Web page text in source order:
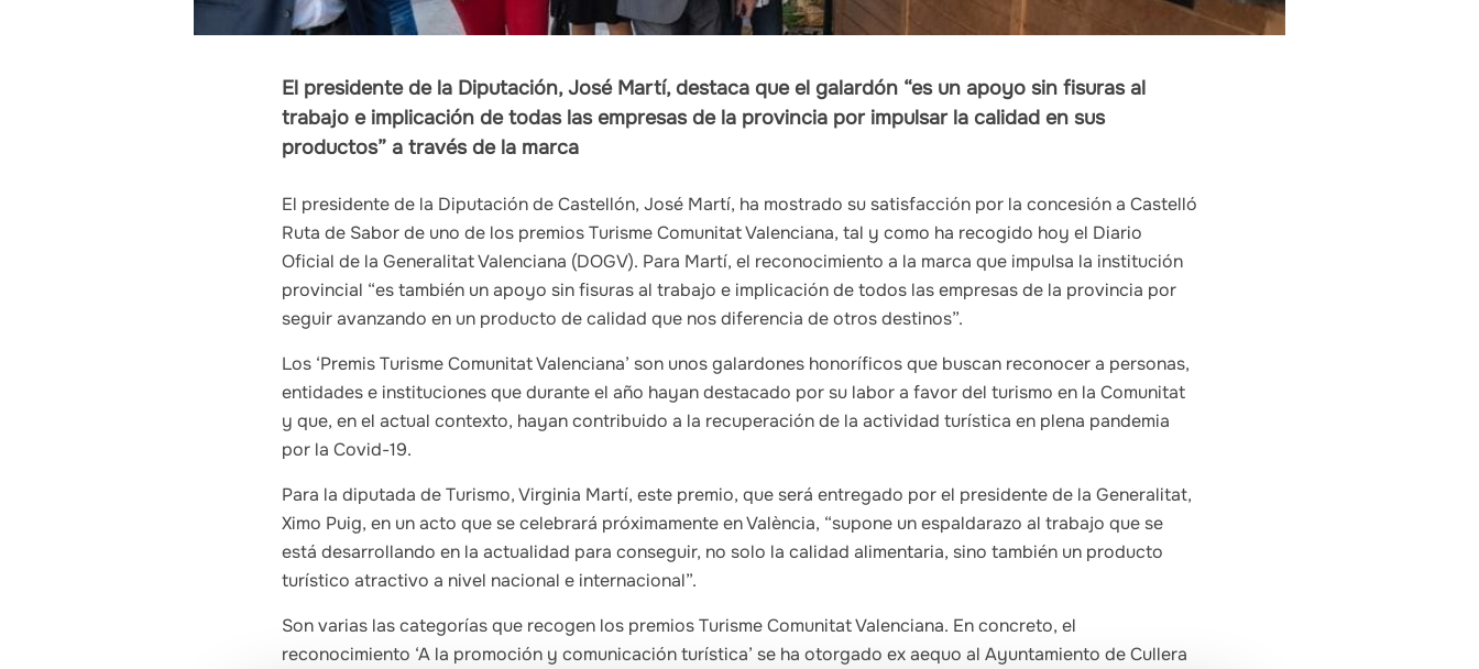
El presidente de la Diputación, José Martí, destaca que el galardón “es un apoyo sin fisuras al
trabajo e implicación de todas las empresas de la provincia por impulsar la calidad en sus
productos” a través de la marca
El presidente de la Diputación de Castellón, José Martí, ha mostrado su satisfacción por la concesión a Castelló
Ruta de Sabor de uno de los premios Turisme Comunitat Valenciana, tal y como ha recogido hoy el Diario
Oficial de la Generalitat Valenciana (DOGV). Para Martí, el reconocimiento a la marca que impulsa la institución
provincial “es también un apoyo sin fisuras al trabajo e implicación de todos las empresas de la provincia por
seguir avanzando en un producto de calidad que nos diferencia de otros destinos”.
Los ‘Premis Turisme Comunitat Valenciana’ son unos galardones honoríficos que buscan reconocer a personas,
entidades e instituciones que durante el año hayan destacado por su labor a favor del turismo en la Comunitat
y que, en el actual contexto, hayan contribuido a la recuperación de la actividad turística en plena pandemia
por la Covid-19.
Para la diputada de Turismo, Virginia Martí, este premio, que será entregado por el presidente de la Generalitat,
Ximo Puig, en un acto que se celebrará próximamente en València, “supone un espaldarazo al trabajo que se
está desarrollando en la actualidad para conseguir, no solo la calidad alimentaria, sino también un producto
turístico atractivo a nivel nacional e internacional”.
Son varias las categorías que recogen los premios Turisme Comunitat Valenciana. En concreto, el
reconocimiento ‘A la promoción y comunicación turística’ se ha otorgado ex aequo al Ayuntamiento de Cullera